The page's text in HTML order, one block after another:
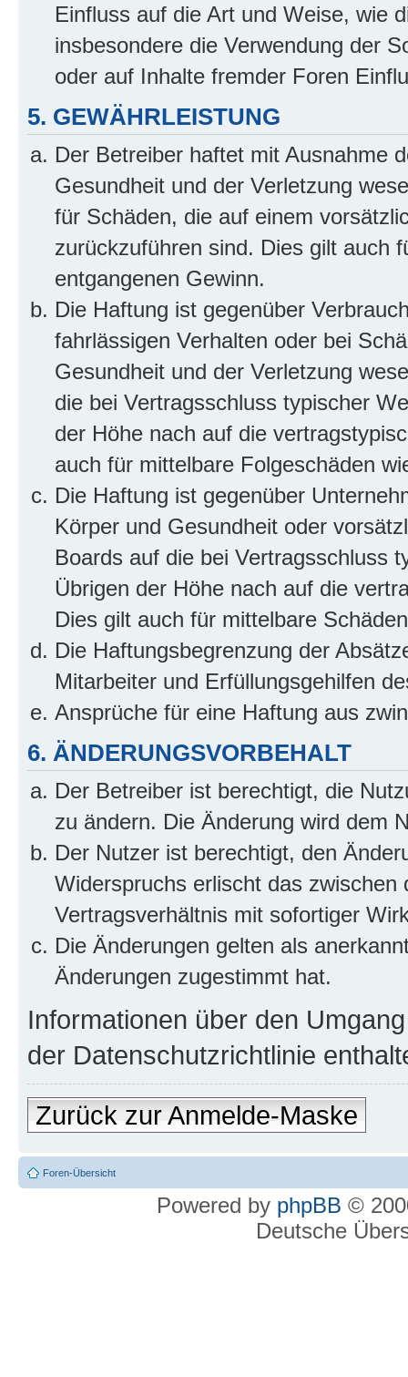
Einfluss auf die Art und Weise, wie
insbesondere die Verwendung der
oder auf Inhalte fremder Foren
5. GEWÄHRLEISTUNG
Der Betreiber haftet mit Ausnahme
Gesundheit und der Verletzung
für Schäden, die auf einem
zurückzuführen sind. Dies gilt auch
entgangenen Gewinn.
Die Haftung ist gegenüber
fahrlässigen Verhalten oder bei
Gesundheit und der Verletzung
die bei Vertragsschluss typischer
der Höhe nach auf die
auch für mittelbare Folgeschäden
Die Haftung ist gegenüber
Körper und Gesundheit oder
Boards auf die bei Vertragsschluss
Übrigen der Höhe nach auf die
Dies gilt auch für mittelbare
Die Haftungsbegrenzung der
Mitarbeiter und Erfüllungsgehilfen
Ansprüche für eine Haftung aus
6. ÄNDERUNGSVORBEHALT
Der Betreiber ist berechtigt, die
zu ändern. Die Änderung wird dem
Der Nutzer ist berechtigt, den
Widerspruchs erlischt das
Vertragsverhältnis mit sofortiger
Die Änderungen gelten als
Änderungen zugestimmt hat.
Informationen über den
der Datenschutzrichtlinie
Zurück zur Anmelde-Maske
Foren-Übersicht
Powered by phpBB ©
Deutsche